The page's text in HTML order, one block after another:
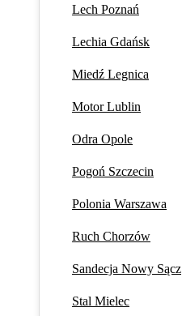
Lech Poznań
Lechia Gdańsk
Miedź Legnica
Motor Lublin
Odra Opole
Pogoń Szczecin
Polonia Warszawa
Ruch Chorzów
Sandecja Nowy Sącz
Stal Mielec